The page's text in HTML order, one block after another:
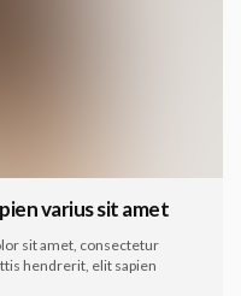
varius sit amet
sit amet, consectetur
hendrerit, elit sapien